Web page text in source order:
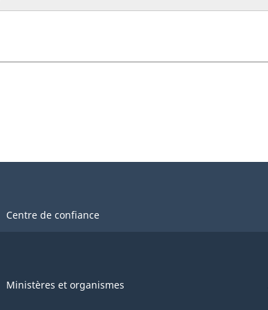
Centre de confiance
Ministères et organismes